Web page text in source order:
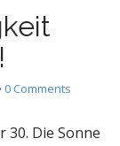
0 Comments
30. Die Sonne